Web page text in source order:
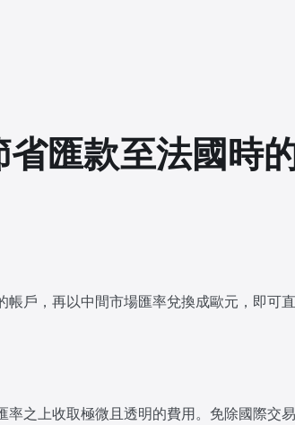
匯款至法國時
帳戶，再以中間市場匯率兌換成歐元，即可直
率之上收取極微且透明的費用。免除國際交易